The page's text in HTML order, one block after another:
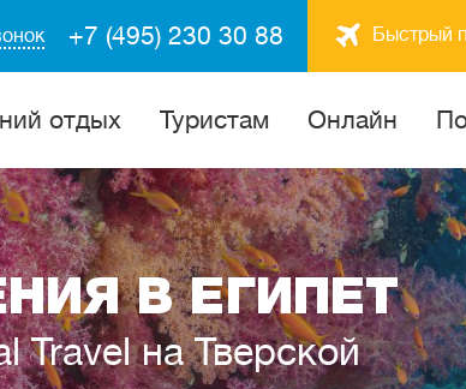
Быстрый
+7 (495) 230 30 88
отдых Туристам Онлайн
В ЕГИПЕТ
Travel на Тверской